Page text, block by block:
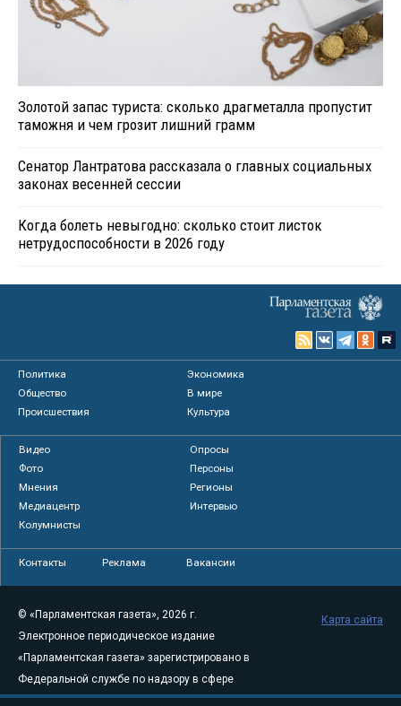
Золотой запас туриста: сколько драгметалла пропустит
таможня и чем грозит лишний грамм
Сенатор Лантратова рассказала о главных социальных
законах весенней сессии
Когда болеть невыгодно: сколько стоит листок
нетрудоспособности в 2026 году
Политика
Экономика
Общество
В мире
Происшествия
Культура
Видео
Опросы
Фото
Персоны
Мнения
Регионы
Медиацентр
Интервью
Колумнисты
Контакты Реклама Вакансии
© «Парламентская газета», 2026 г.
Электронное периодическое издание
«Парламентская газета» зарегистрировано в
Федеральной службе по надзору в сфере
связи, информационных технологий и
Карта сайта